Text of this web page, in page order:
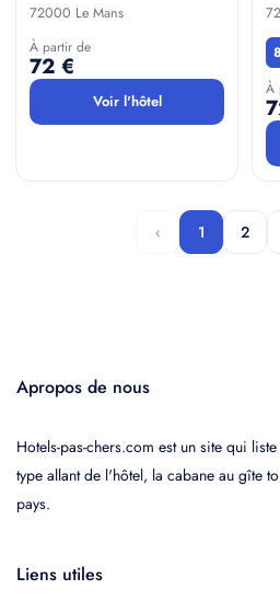
72000 Le Mans
À partir de
72 €
Voir l'hôtel
À
‹ 1 2
Apropos de nous
Hotels-pas-chers.com est un site qui
type allant de l'hôtel, la cabane au gîte
pays.
Liens utiles